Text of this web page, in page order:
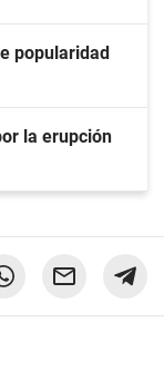
popularidad
la erupción